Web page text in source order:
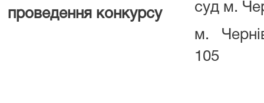
проведення конкурсу
суд м.
м.
105